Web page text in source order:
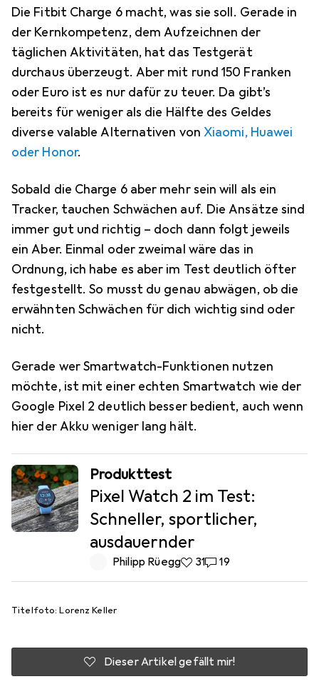
Die Fitbit Charge 6 macht, was sie soll. Gerade in
der Kernkompetenz, dem Aufzeichnen der
täglichen Aktivitäten, hat das Testgerät
durchaus überzeugt. Aber mit rund 150 Franken
oder Euro ist es nur dafür zu teuer. Da gibt’s
bereits für weniger als die Hälfte des Geldes
diverse valable Alternativen von Xiaomi, Huawei
oder Honor.
Sobald die Charge 6 aber mehr sein will als ein
Tracker, tauchen Schwächen auf. Die Ansätze sind
immer gut und richtig – doch dann folgt jeweils
ein Aber. Einmal oder zweimal wäre das in
Ordnung, ich habe es aber im Test deutlich öfter
festgestellt. So musst du genau abwägen, ob die
erwähnten Schwächen für dich wichtig sind oder
nicht.
Gerade wer Smartwatch-Funktionen nutzen
möchte, ist mit einer echten Smartwatch wie der
Google Pixel 2 deutlich besser bedient, auch wenn
hier der Akku weniger lang hält.
Produkttest
Pixel Watch 2 im Test:
Schneller, sportlicher,
ausdauernder
Philipp Rüegg31 Likes
3119 Kommentare
19
Titelfoto: Lorenz Keller
Dieser Artikel gefällt mir!